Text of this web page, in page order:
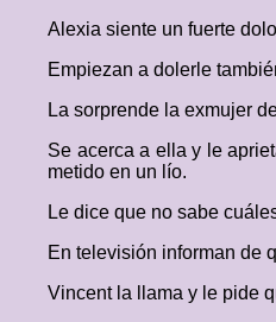
Alexia siente un fuerte
Empiezan a dolerle
La sorprende la exmujer
Se acerca a ella y le
metido en un lío.
Le dice que no sabe
En televisión informan de
Vincent la llama y le pide